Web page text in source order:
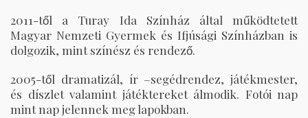
2011-től a Turay Ida Színház által működtetett
Magyar Nemzeti Gyermek és Ifjúsági Színházban is
dolgozik, mint színész és rendező.
2005-től dramatizál, ír –segédrendez, játékmester,
és díszlet valamint játéktereket álmodik. Fotói nap
mint nap jelennek meg lapokban.